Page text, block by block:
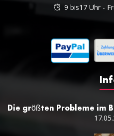
9 bis17 Uhr -
Die größten Probleme im